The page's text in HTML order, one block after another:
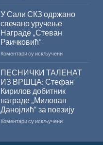
2026.
У Сали СКЗ одржано
свечано уручење
Награде „Стеван
Раичковић”
Коментари су искљученина
Сали
СКЗ
одржано
свечано
уручење
Награде
„Стеван
ПЕСНИЧКИ ТАЛЕНАТ
ИЗ ВРШЦА: Стефан
Кирилов добитник
награде „Милован
Данојлић“ за поезију
Коментари су искљученина